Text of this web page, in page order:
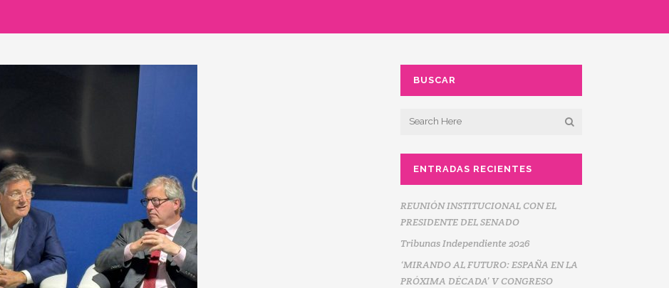
BUSCAR
ENTRADAS RECIENTES
REUNIÓN INSTITUCIONAL CON EL
PRESIDENTE DEL SENADO
Tribunas Independiente 2026
‘MIRANDO AL FUTURO: ESPAÑA EN LA
PRÓXIMA DÉCADA’ V CONGRESO